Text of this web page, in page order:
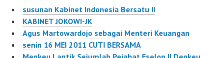
bahwa dalam rangka
efisiensi dan efektivitas
hari kerja, hari libur dan
cuti bersama dipandang
perlu ditata kembali
susunan Kabinet Indonesia Bersatu II
KABINET JOKOWI-JK
Agus Martowardojo sebagai Menteri Keuangan
senin 16 MEI 2011 CUTI BERSAMA